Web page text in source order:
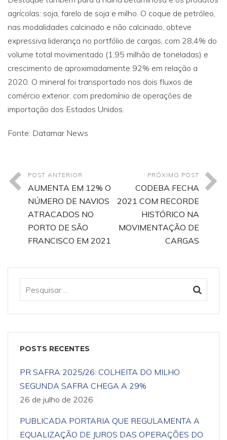
agrícolas: soja, farelo de soja e milho. O coque de petróleo,
nas modalidades calcinado e não calcinado, obteve
expressiva liderança no portfólio de cargas, com 28,4% do
volume total movimentado (1,95 milhão de toneladas) e
crescimento de aproximadamente 92% em relação a
2020. O mineral foi transportado nos dois fluxos de
comércio exterior, com predomínio de operações de
importação dos Estados Unidos.
Fonte: Datamar News
POST ANTERIOR
AUMENTA EM 12% O
NÚMERO DE NAVIOS
ATRACADOS NO
PORTO DE SÃO
FRANCISCO EM 2021
PRÓXIMO POST
CODEBA FECHA
2021 COM RECORDE
HISTÓRICO NA
MOVIMENTAÇÃO DE
CARGAS
POSTS RECENTES
PR SAFRA 2025/26: COLHEITA DO MILHO
SEGUNDA SAFRA CHEGA A 29%
26 de julho de 2026
PUBLICADA PORTARIA QUE REGULAMENTA A
EQUALIZAÇÃO DE JUROS DAS OPERAÇÕES DO